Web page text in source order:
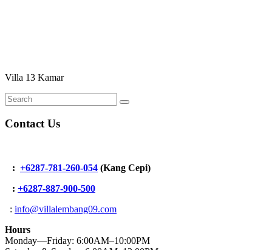
Villa 13 Kamar
Contact Us
: +6287-781-260-054 (Kang Cepi)
: +6287-887-900-500
: info@villalembang09.com
Hours
Monday—Friday: 6:00AM–10:00PM